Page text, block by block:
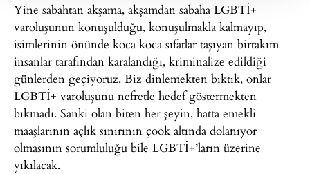
Yine sabahtan akşama, akşamdan sabaha LGBTİ+
varoluşunun konuşulduğu, konuşulmakla kalmayıp,
isimlerinin önünde koca koca sıfatlar taşıyan birtakım
insanlar tarafından karalandığı, kriminalize edildiği
günlerden geçiyoruz. Biz dinlemekten bıktık, onlar
LGBTİ+ varoluşunu nefretle hedef göstermekten
bıkmadı. Sanki olan biten her şeyin, hatta emekli
maaşlarının açlık sınırının çook altında dolanıyor
olmasının sorumluluğu bile LGBTİ+’ların üzerine
yıkılacak.